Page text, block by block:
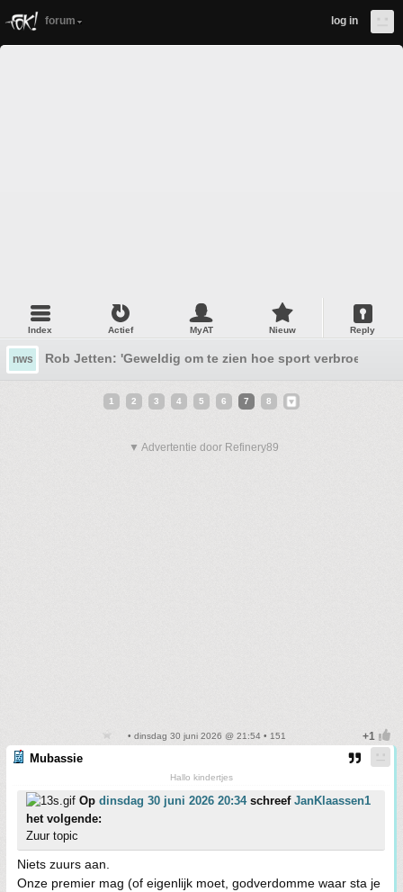
forum log in
Index Actief MyAT Nieuw Reply
nws Rob Jetten: 'Geweldig om te zien hoe sport verbroedert,
1 2 3 4 5 6 7 8
▼ Advertentie door Refinery89
• dinsdag 30 juni 2026 @ 21:54 • 151
Mubassie
Hallo kindertjes
Op dinsdag 30 juni 2026 20:34schreef JanKlaassen1
het volgende:
Zuur topic
Niets zuurs aan.
Onze premier mag (of eigenlijk moet, godverdomme waar sta je